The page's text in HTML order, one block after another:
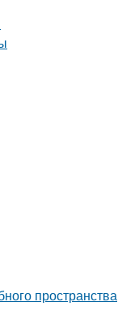
пространства